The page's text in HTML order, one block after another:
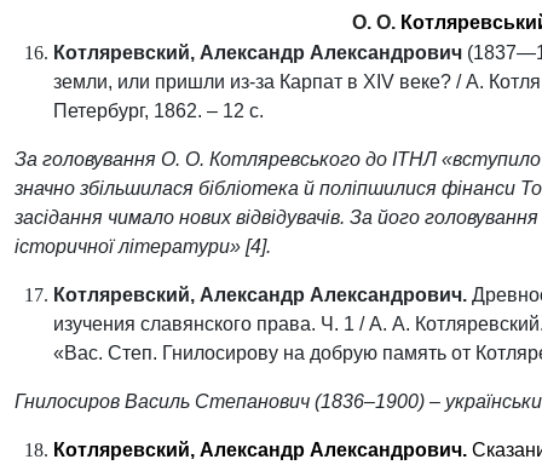
О. О.
Котляревский, Александр Александрович (1837—
земли, или пришли из-за Карпат в XIV веке? / А.
Петербург, 1862. – 12 с.
За головування О. О. Котляревського до ІТНЛ
значно збільшилася бібліотека й поліпшилися
засідання чимало нових відвідувачів. За його
історичної літератури» [4].
Котляревский, Александр Александрович.
изучения славянского права. Ч. 1 / А. А.
«Вас. Степ. Гнилосирову на добрую память от
Гнилосиров Василь Степанович (1836–1900) –
Котляревский, Александр Александрович.